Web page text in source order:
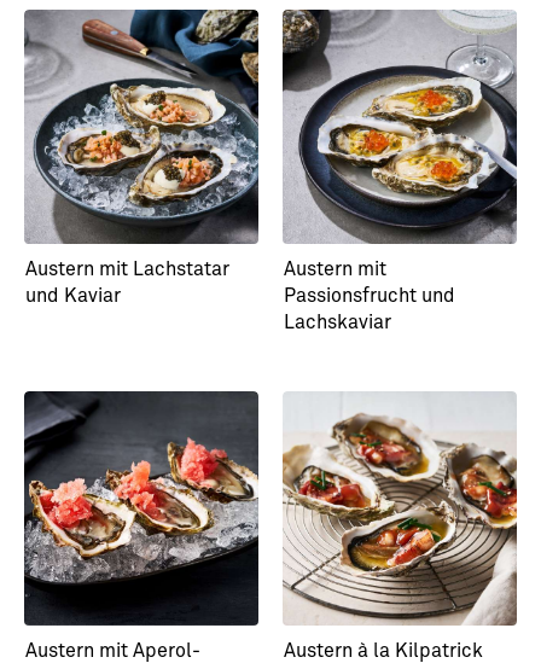
Selbst gebeizter Lachs
Japan-Style
Selbst gebeizter Lachs
Mojito-Style
Austern mit Lachstatar
und Kaviar
Austern mit
Passionsfrucht und
Lachskaviar
Austern mit Aperol-
Austern à la Kilpatrick